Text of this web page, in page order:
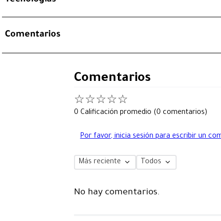
Comentarios
Comentarios
☆☆☆☆☆
0 Calificación promedio (0 comentarios)
Por favor, inicia sesión para escribir un
Más reciente Todos
No hay comentarios.